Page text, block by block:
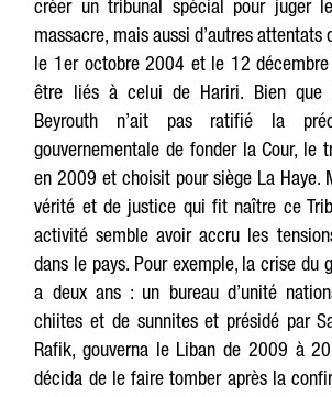
créer un tribunal spécial pour juger
massacre, mais aussi d’autres attentats
le 1er octobre 2004 et le 12
être liés à celui de Hariri. Bien que
Beyrouth n’ait pas ratifié la
gouvernementale de fonder la Cour, le
en 2009 et choisit pour siège La Haye.
vérité et de justice qui fit naître ce
activité semble avoir accru les
dans le pays. Pour exemple, la crise du
a deux ans : un bureau d’unité
chiites et de sunnites et présidé par
Rafik, gouverna le Liban de 2009 à
décida de le faire tomber après la